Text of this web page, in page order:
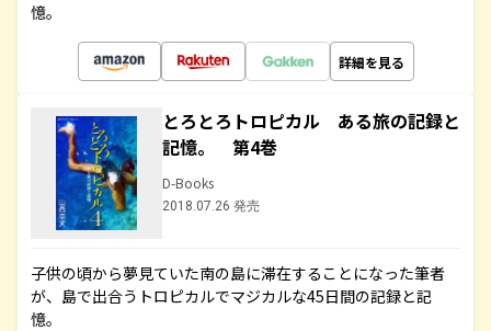
憶。
詳細を見る
とろとろトロピカル ある旅の記録と
記憶。 第4巻
D-Books
2018.07.26 発売
子供の頃から夢見ていた南の島に滞在することになった筆者
が、島で出合うトロピカルでマジカルな45日間の記録と記
憶。